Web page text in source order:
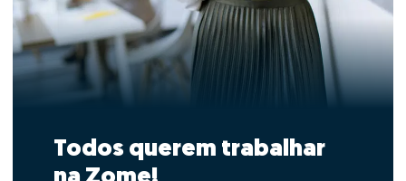
Todos querem trabalhar